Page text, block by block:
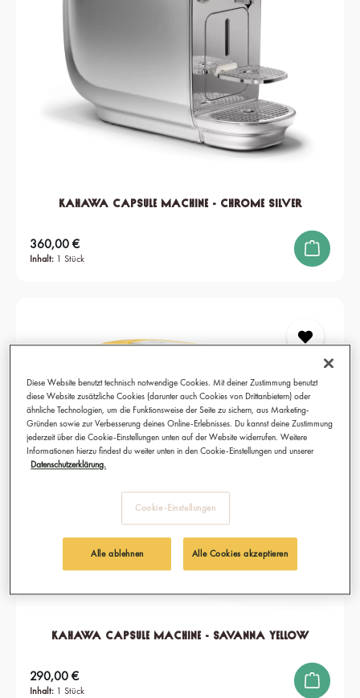
KAHAWA Capsule Machine - Chrome Silver
Inhalt: 1 Stück
Regulärer Preis:
360,00 €
KAHAWA Capsule Machine - Savanna Yellow
Inhalt: 1 Stück
Regulärer Preis:
290,00 €
Diese Website benutzt technisch notwendige Cookies. Mit deiner Zustimmung benutzt
diese Website zusätzliche Cookies (darunter auch Cookies von Drittanbietern) oder
ähnliche Technologien, um die Funktionsweise der Seite zu sichern, aus Marketing-
Gründen sowie zur Verbesserung deines Online-Erlebnisses. Du kannst deine Zustimmung
jederzeit über die Cookie-Einstellungen unten auf der Website widerrufen. Weitere
Informationen hierzu findest du weiter unten in den Cookie-Einstellungen und unserer
Datenschutzerklärung.
Cookie-Einstellungen
Alle ablehnen Alle Cookies akzeptieren